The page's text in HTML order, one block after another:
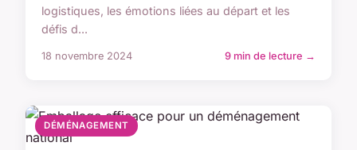
logistiques, les émotions liées au départ et les
défis d...
18 novembre 2024 9 min de lecture →
DÉMÉNAGEMENT